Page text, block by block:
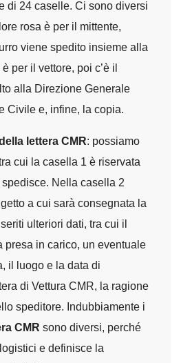
di 24 caselle. Ci sono diversi
rosa è per il mittente,
viene spedito insieme alla
per il vettore, poi c’è il
alla Direzione Generale
Civile e, infine, la copia.
lettera CMR: possiamo
cui la casella 1 è riservata
Nella casella 2
a cui sarà consegnata la
ulteriori dati, tra cui il
presa in carico, un eventuale
il luogo e la data di
di Vettura CMR, la ragione
speditore. Indubbiamente i
CMR sono diversi, perché
e definisce la